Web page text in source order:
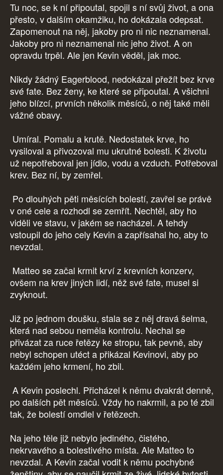
Tu noc, se k ní připoutal, spojil s ní svůj život, a ona
přesto, v dalším okamžiku, ho dokázala odepsat.
Zapomenout na něj, jakoby pro ni nic neznamenal.
Jakoby pro ni neznamenal nic jeho život. A on
opravdu trpěl. Ale jen Kevin věděl, jak moc.
Nikdy žádný Eagerblood, nedokázal přežít bez krve
své fate. Bez ženy, ke které se připoutal. A všichni
jeho blízcí, prvních několik měsíců, o něj také měli
vážné obavy.
Umíral. Pomalu a krutě. Nedostatek krve, ho
vysiloval a přivozoval mu ukrutné bolesti. K životu
už nepotřeboval jen jídlo, vodu a vzduch. Potřeboval
krev. Bez ní, by zemřel.
Po dlouhých pěti měsících bolestí, zavřel se právě
v oné cele a rozhodl se zemřít. Nechtěl, aby ho
viděli ve stavu, v jakém se nacházel. A tehdy
vstoupil do jeho cely Kevin a zapřísahal ho, aby to
nevzdal.
Matteo se začal krmit krví z krevních konzerv,
ovšem na krev jiných lidí, něž své fate, musel si
zvyknout.
Již po jednom doušku, stala se z něj dravá šelma,
která nad sebou neměla kontrolu. Nechal se
přivázat za ruce řetězy ke stropu, tak pevně, aby
nebyl schopen utéct a přikázal Kevinovi, aby po
každém jeho krmení, ho zbil.
A Kevin poslechl. Přicházel k němu dvakrát denně,
po dalších pět měsíců. Vždy ho nakrmil, a po té zbil
tak, že bolestí omdlel v řetězech.
Na jeho těle již nebylo jediného, čistého,
nekrvavého a bolestivého místa. Ale Matteo to
nevzdal. A Kevin začal vodit k němu pochybné